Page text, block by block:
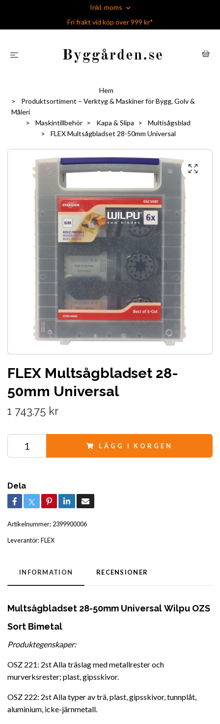
Inkl. moms
Fri frakt vid köp över 999 kr*
Hem
Produktsortiment – Verktyg & Maskiner för Bygg, Golv &
Måleri
Maskintillbehör
Kapa & Slipa
Multisågsblad
FLEX Multsågbladset 28-50mm Universal
FLEX Multsågbladset 28-
50mm Universal
1 743.75 kr
LÄGG I KORGEN
Dela
Artikelnummer: 2399900006
Leverantör:FLEX
INFORMATION RECENSIONER
Multsågbladset 28-50mm UniversalWilpu OZS
Sort Bimetal
Produktegenskaper:
OSZ 221: 2st Alla träslag med metallrester och
murverksrester; plast, gipsskivor.
OSZ 222: 2st Alla typer av trä, plast, gipsskivor, tunnplåt,
aluminium, icke-järnmetall.